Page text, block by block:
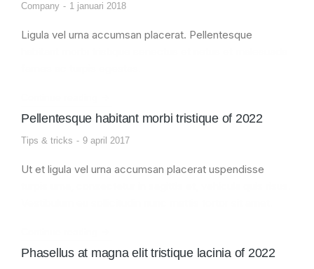
Company 1 januari 2018
Ligula vel urna accumsan placerat. Pellentesque
Pellentesque habitant morbi tristique of 2022
Tips & tricks 9 april 2017
Ut et ligula vel urna accumsan placerat uspendisse
Phasellus at magna elit tristique lacinia of 2022